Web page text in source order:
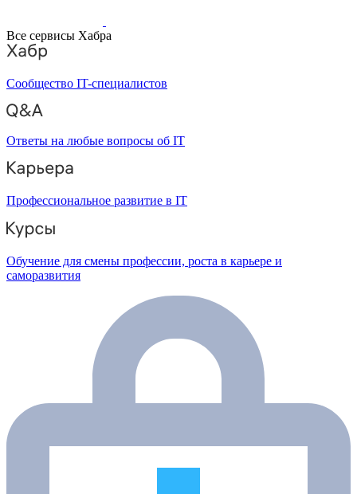
Все сервисы Хабра
Сообщество IT-специалистов
Ответы на любые вопросы об IT
Профессиональное развитие в IT
Обучение для смены профессии, роста в карьере и
саморазвития